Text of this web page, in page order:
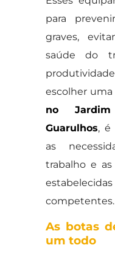
para
graves,
saúde do
escolher uma
no
Guarulhos, é
as
trabalho e
competentes.
As botas
um todo